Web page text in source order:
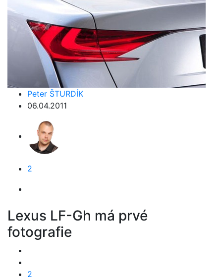
Peter ŠTURDÍK
06.04.2011
2
Lexus LF-Gh má prvé
fotografie
2